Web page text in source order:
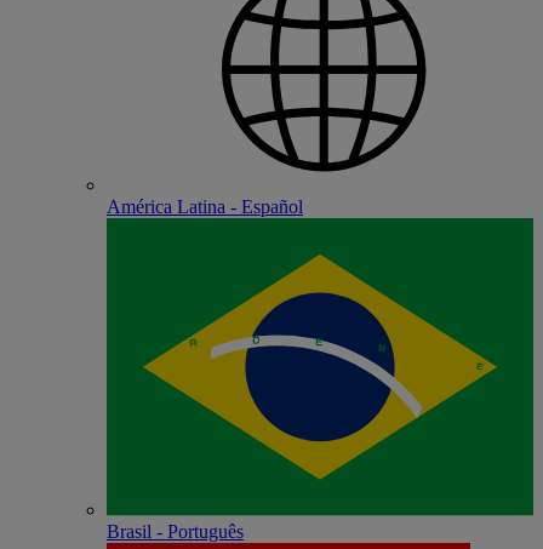
América Latina - Español
Brasil - Português